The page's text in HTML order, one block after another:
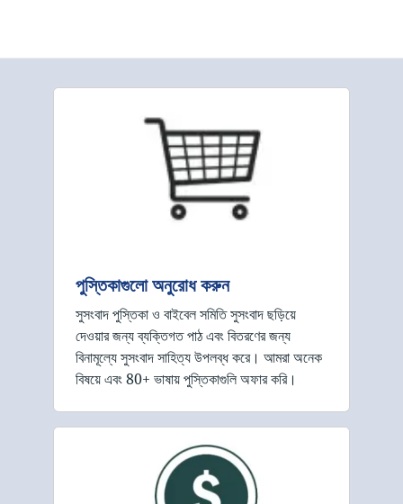
পুস্তিকাগুলো অনুরোধ করুন
সুসংবাদ পুস্তিকা ও বাইবেল সমিতি সুসংবাদ ছড়িয়ে
দেওয়ার জন্য ব্যক্তিগত পাঠ এবং বিতরণের জন্য
বিনামূল্যে সুসংবাদ সাহিত্য উপলব্ধ করে। আমরা অনেক
বিষয়ে এবং 80+ ভাষায় পুস্তিকাগুলি অফার করি।